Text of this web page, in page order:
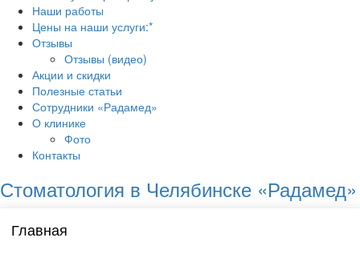
Наши работы
Цены на наши услуги:*
Отзывы
Отзывы (видео)
Акции и скидки
Полезные статьи
Сотрудники «Радамед»
О клинике
Фото
Контакты
Стоматология в Челябинске «Радамед»
Главная